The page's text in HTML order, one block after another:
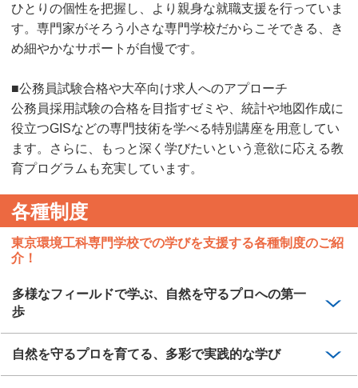
ひとりの個性を把握し、より親身な就職支援を行っていま
す。専門家がそろう小さな専門学校だからこそできる、き
め細やかなサポートが自慢です。
■公務員試験合格や大卒向け求人へのアプローチ
公務員採用試験の合格を目指すゼミや、統計や地図作成に
役立つGISなどの専門技術を学べる特別講座を用意してい
ます。さらに、もっと深く学びたいという意欲に応える教
育プログラムも充実しています。
各種制度
東京環境工科専門学校での学びを支援する各種制度のご紹
介！
多様なフィールドで学ぶ、自然を守るプロへの第一
歩
自然を守るプロを育てる、多彩で実践的な学び